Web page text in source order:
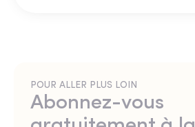
POUR ALLER PLUS LOIN
Abonnez-vous